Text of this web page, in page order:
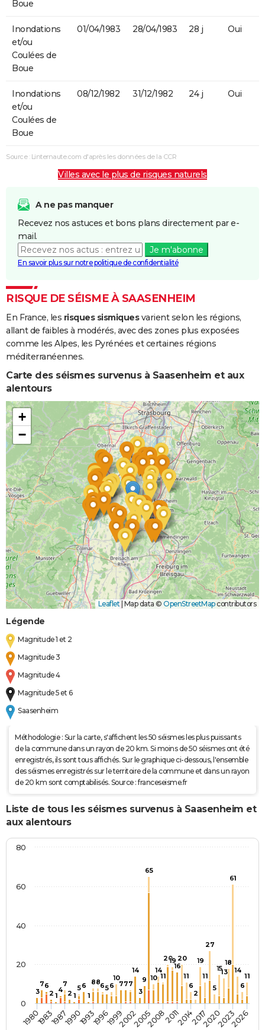
Boue
Inondations
et/ou
Coulées de
Boue
01/04/1983 28/04/1983 28 j Oui
Inondations
et/ou
Coulées de
Boue
08/12/1982 31/12/1982 24 j Oui
Source : Linternaute.com d'après les données de la CCR
Villes avec le plus de risques naturels
A ne pas manquer
Recevez nos astuces et bons plans directement par e-
mail.
Je m'abonne
En savoir plus sur notre politique de confidentialité
RISQUE DE SÉISME À SAASENHEIM
En France, les risques sismiquesvarient selon les régions,
allant de faibles à modérés, avec des zones plus exposées
comme les Alpes, les Pyrénées et certaines régions
méditerranéennes.
Carte des séismes survenus à Saasenheim et aux
alentours
+
−
Leaflet | Map data © OpenStreetMapcontributors
Légende
Magnitude 1 et 2
Magnitude 3
Magnitude 4
Magnitude 5 et 6
Saasenheim
Méthodologie : Sur la carte, s'affichent les 50 séismes les plus puissants
de la commune dans un rayon de 20 km. Si moins de 50 séismes ont été
enregistrés, ils sont tous affichés. Sur le graphique ci-dessous, l'ensemble
des séismes enregistrés sur le territoire de la commune et dans un rayon
de 20 km sont comptabilisés. Source : franceseisme.fr
Liste de tous les séismes survenus à Saasenheim et
aux alentours
3
76
2 1
4
7
2 1
56
1
88656
10
777
14
3
9
65
10
14
11
2019
16
20
11
6
2
19
11
27
5
1513
18
61
14
6
11
1980198319871990199319961999200220052008201120142017202020232026
0
20
40
60
80